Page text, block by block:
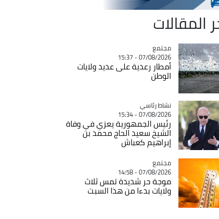
المقالات
Catégorie
مجتمع
07/08/2026 - 15:37
أمطار رعدية على عديد ولايات
الوطن
Catégorie
نشاط رئاسي
07/08/2026 - 15:34
رئيس الجمهورية يعزي في وفاة
الشيخ سعيد الحاج محمد بن
إبراهيم كعباش
Catégorie
مجتمع
07/08/2026 - 14:58
موجة حر شديدة تمس ثلاث
ولايات بدءا من هذا السبت